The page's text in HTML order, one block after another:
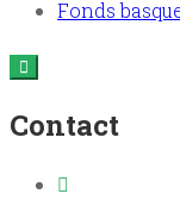
Fonds
Contact